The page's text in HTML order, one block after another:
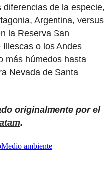
de la especie,
Argentina, versus
la Reserva San
o los Andes
más húmedos hasta
Nevada de Santa
originalmente por el
.
Medio ambiente